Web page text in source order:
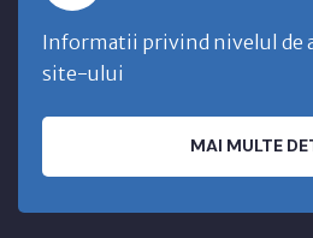
Informatii privind nivelul de
site-ului
MAI MULTE